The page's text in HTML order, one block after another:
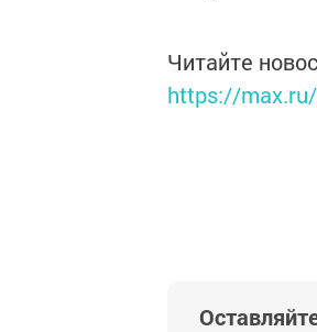
Читайте
https://